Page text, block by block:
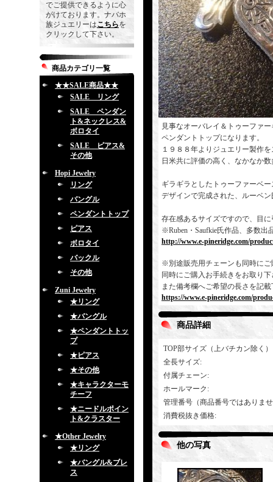
でご提供できるように心
がけております。ナバホ
族ジュエリーはこちらを
クリックして下さい。
商品カテゴリ一覧
★★SALE商品★★
SALE リング
SALE ペンダン
ト&ネックレス&
ボロタイ
SALE ピアス&
その他
Hopi Jewelry
リング
バングル
ペンダントトップ
ピアス
ボロタイ
バックル
その他
Zuni Jewelry
★リング
★バングル
★ペンダントトッ
プ
★ピアス
★その他
★キャラクターモ
チーフ
★ニードルポイン
ト&クラスター
★Other Jewelry
★リング
★バングル&ブレ
ス
見事なオーバレイ＆トゥーファ
ペンダントトップになります。
１９８８年よりジュエリー製作
日米共に評価の高く、なかなか
ギラギラとしたトゥーファーベ
デザインで完成された、ルーベ
存在感あるサイズですので、目
※Ruben・Saufkie氏作品、多数
http://www.e-pineridge.com/
※別途販売用チェーンも同時に
同時にご購入お手続きをお取り
また備考欄へご希望の長さを記
https://www.e-pineridge.com/
商品詳細
TOP部サイズ（上バチカン除く）
全長サイズ:
付属チェーン:
ホールマーク :
管理番号（商品番号ではありま
消費税抜き価格:
他の写真